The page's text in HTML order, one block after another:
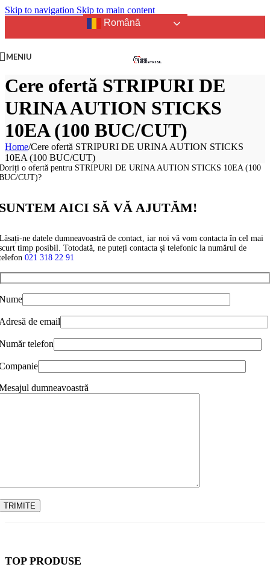
Skip to navigation Skip to main content
Română
MENIU
Cere ofertă STRIPURI DE
URINA AUTION STICKS
10EA (100 BUC/CUT)
Home/Cere ofertă STRIPURI DE URINA AUTION STICKS
10EA (100 BUC/CUT)
o ofertă pentru STRIPURI DE URINA AUTION STICKS 10EA (100
CUT)?
AICI SĂ VĂ AJUTĂM!
ne datele dumneavoastră de contact, iar noi vă vom contacta în cel mai
timp posibil. Totodată, ne puteți contacta și telefonic la numărul de
021 318 22 91
de email
telefon
dumneavoastră
TOP PRODUSE